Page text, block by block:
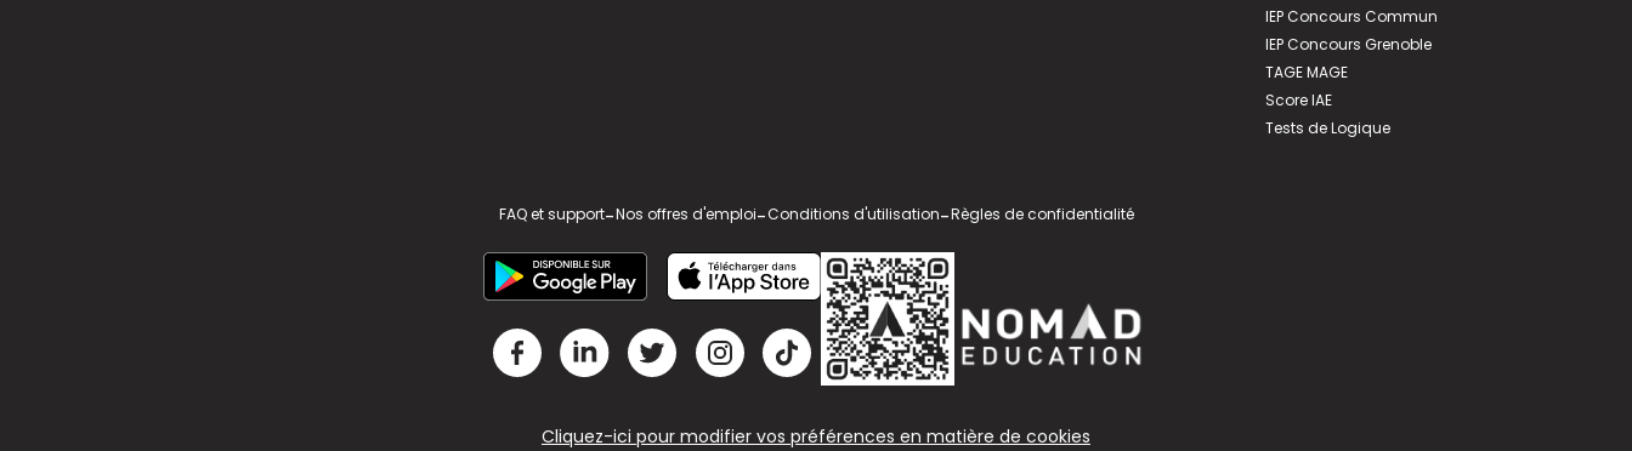
IEP Concours Commun
IEP Concours Grenoble
TAGE MAGE
Score IAE
Tests de Logique
FAQ et support-Nos offres d'emploi-Conditions d'utilisation-Règles de confidentialité
Cliquez-ici pour modifier vos préférences en matière de cookies